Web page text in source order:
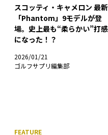
スコッティ・キャメロン 最新
「Phantom」9モデルが登
場。史上最も“柔らかい”打感
になった！？
2026/01/21
ゴルフサプリ編集部